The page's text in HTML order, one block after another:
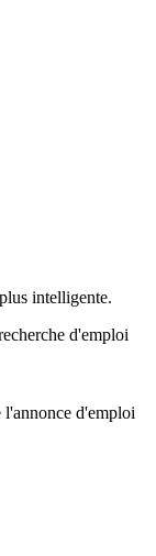
intelligente.
d'emploi
l'annonce d'emploi